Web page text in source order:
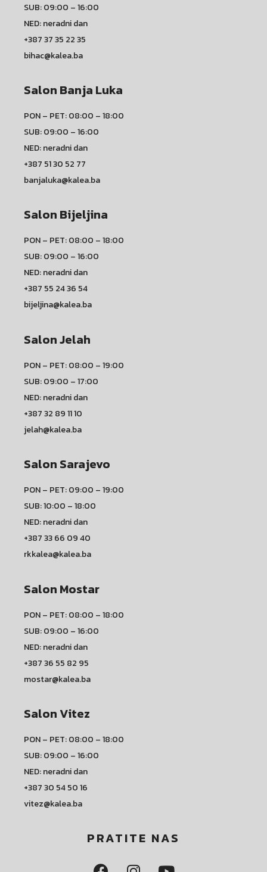
SUB: 09:00 – 16:00
NED: neradni dan
+387 37 35 22 35
bihac@kalea.ba
Salon Banja Luka
PON – PET: 08:00 – 18:00
SUB: 09:00 – 16:00
NED: neradni dan
+387 51 30 52 77
banjaluka@kalea.ba
Salon Bijeljina
PON – PET: 08:00 – 18:00
SUB: 09:00 – 16:00
NED: neradni dan
+387 55 24 36 54
bijeljina@kalea.ba
Salon Jelah
PON – PET: 08:00 – 19:00
SUB: 09:00 – 17:00
NED: neradni dan
+387 32 89 11 10
jelah@kalea.ba
Salon Sarajevo
PON – PET: 09:00 – 19:00
SUB: 10:00 – 18:00
NED: neradni dan
+387 33 66 09 40
rkkalea@kalea.ba
Salon Mostar
PON – PET: 08:00 – 18:00
SUB: 09:00 – 16:00
NED: neradni dan
+387 36 55 82 95
mostar@kalea.ba
Salon Vitez
PON – PET: 08:00 – 18:00
SUB: 09:00 – 16:00
NED: neradni dan
+387 30 54 50 16
vitez@kalea.ba
PRATITE NAS